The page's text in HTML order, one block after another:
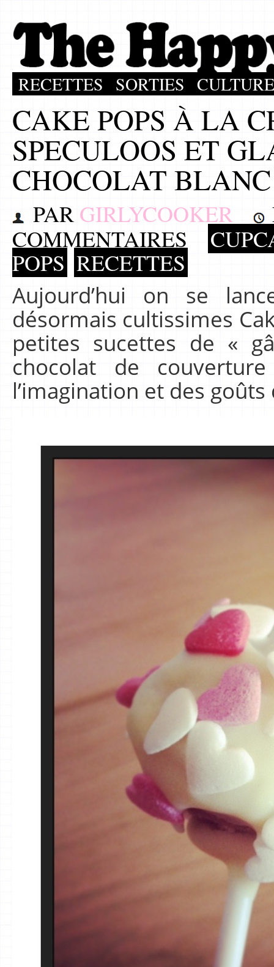
RECETTES SORTIES CULTURE
CAKE POPS À LA
SPECULOOS ET
CHOCOLAT BLANC
PAR GIRLYCOOKER
COMMENTAIRES
POPS RECETTES
Aujourd’hui on se
désormais cultissimes
petites sucettes de «
chocolat de
l’imagination et des goûts